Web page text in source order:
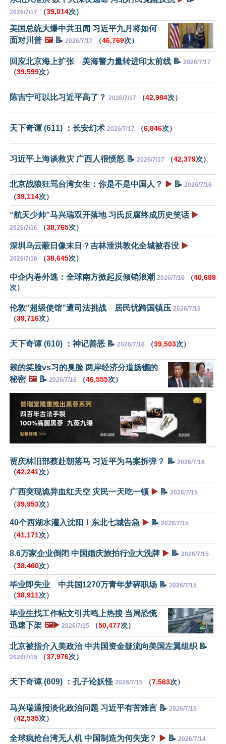
2026/7/17 （39,014次）
美国总统大爆中共丑闻 习近平九月将如何
面对川普 🖼️📝 2026/7/17 （46,769次）
回应北京海上扩张 美海警力量转进印太前线 📝 2026/7/17
（39,599次）
陈吉宁可以比习近平高了？ 2026/7/17 （42,984次）
天下奇谭 (611) ：长安幻术 2026/7/17 （6,846次）
习近平上海谈救灾 广西人很愤怒 📝 2026/7/17 （42,379次）
北京战狼狂骂台湾女生：你是不是中国人？ ▶️ 📝 2026/7/16
（39,114次）
“航天少帅”马兴瑞双开落地 习氏反腐终成历史笑话 ▶️
2026/7/16 （38,765次）
深圳乌云蔽日像末日？吉林泄洪敦化全城被吞没 ▶️
2026/7/16 （38,645次）
中企内卷外逃：全球南方掀起反倾销浪潮 2026/7/16 （40,689
次）
伦敦“超级使馆”遭司法挑战 居民忧跨国镇压 2026/7/16
（39,716次）
天下奇谭 (610) ：神记善恶 📝 2026/7/16 （39,503次）
赖的笑脸vs习的臭脸 两岸经济分道扬镳的
秘密 🖼️📝 2026/7/16 （46,555次）
贾庆林旧部蔡赴朝落马 习近平为马案拆弹？ 📝 2026/7/16
（42,241次）
广西突现诡异血红天空 灾民一天吃一顿 ▶️ 📝 2026/7/15
（39,953次）
40个西湖水灌入沈阳！东北七城告急 ▶️ 📝 2026/7/15
（41,171次）
8.6万家企业倒闭 中国婚庆旅拍行业大洗牌 ▶️ 📝 2026/7/15
（38,460次）
毕业即失业 中共国1270万青年梦碎职场 📝 2026/7/15
（38,911次）
毕业生找工作帖文引共鸣上热搜 当局恐慌
迅速下架 🖼️▶️ 2026/7/15 （50,477次）
北京被指介入美政治 中共国资金疑流向美国左翼组织 📝
2026/7/15 （37,976次）
天下奇谭 (609) ：孔子论妖怪 2026/7/15 （7,563次）
马兴瑞通报淡化政治问题 习近平有苦难言 📝 2026/7/15
（42,535次）
全球疯抢台湾无人机 中国制造为何失宠？ ▶️ 📝 2026/7/14